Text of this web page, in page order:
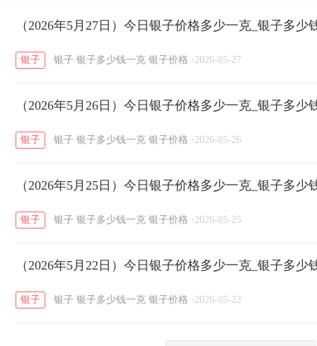
开国纪念币 大清银币 / 长城币 / 老
菜百 周生生 周大生
六福 / 金至尊 潮宏基 / 亚一金店 /
（2026年5月27日）今日银子价格多少一克_银子多少
银子 银子 银子多少钱一克 银子价格 · 2026-05-27
（2026年5月26日）今日银子价格多少一克_银子多少
银子 银子 银子多少钱一克 银子价格 · 2026-05-26
（2026年5月25日）今日银子价格多少一克_银子多少
银子 银子 银子多少钱一克 银子价格 · 2026-05-25
（2026年5月22日）今日银子价格多少一克_银子多少
银子 银子 银子多少钱一克 银子价格 · 2026-05-22